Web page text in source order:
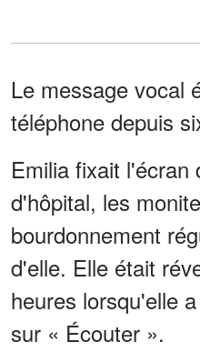
Le message vocal
téléphone depuis
Emilia fixait l'écran
d'hôpital, les
bourdonnement
d'elle. Elle était
heures lorsqu'elle
sur « Écouter ».